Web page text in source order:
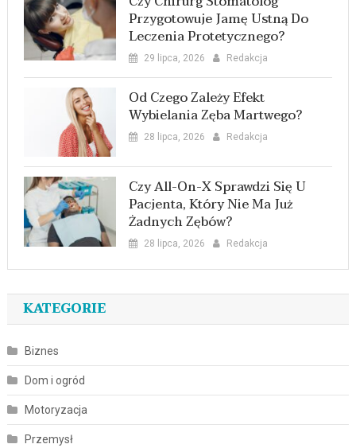
Przygotowuje Jamę Ustną Do
Leczenia Protetycznego?
29 lipca, 2026 Redakcja
Od Czego Zależy Efekt
Wybielania Zęba Martwego?
28 lipca, 2026 Redakcja
Czy All-On-X Sprawdzi Się U
Pacjenta, Który Nie Ma Już
Żadnych Zębów?
28 lipca, 2026 Redakcja
KATEGORIE
Biznes
Dom i ogród
Motoryzacja
Przemysł